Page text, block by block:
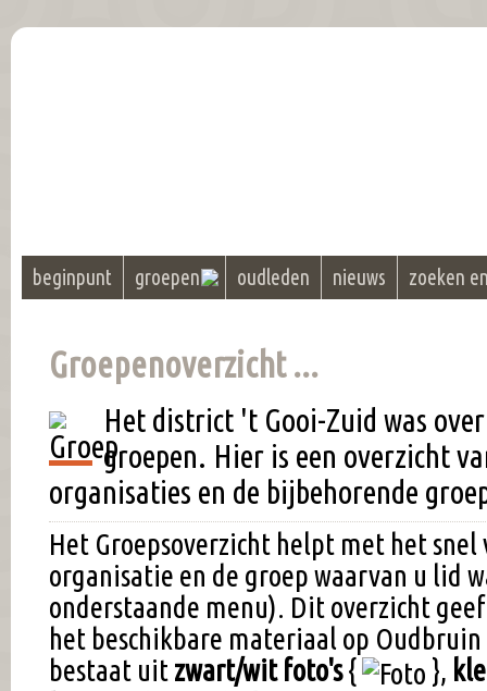
beginpunt groepen oudleden nieuws zoeken
Groepenoverzicht ...
Het district 't Gooi-Zuid was
groepen. Hier is een overzicht
organisaties en de bijbehorende
Het Groepsoverzicht helpt met het snel
organisatie en de groep waarvan u lid
onderstaande menu). Dit overzicht
het beschikbare materiaal op
bestaat uit zwart/wit foto's{ },